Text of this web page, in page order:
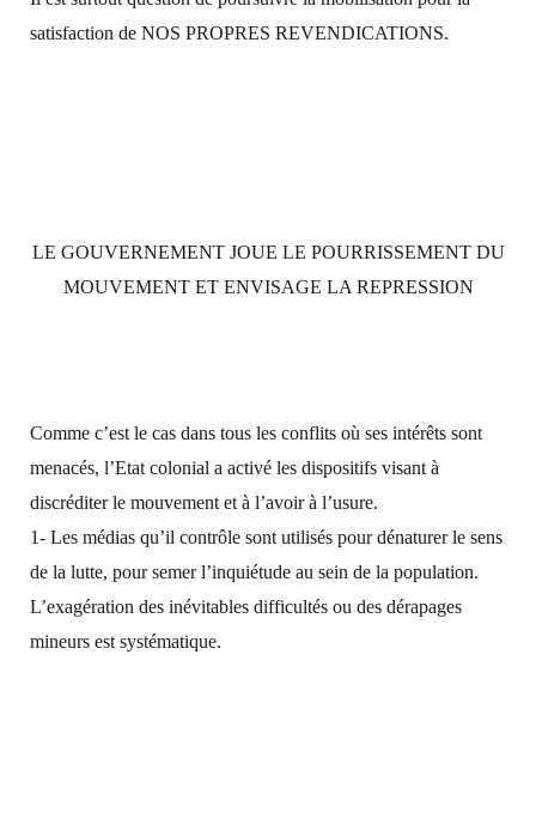
satisfaction de NOS PROPRES REVENDICATIONS.
LE GOUVERNEMENT JOUE LE POURRISSEMENT DU
MOUVEMENT ET ENVISAGE LA REPRESSION
Comme c’est le cas dans tous les conflits où ses intérêts sont
menacés, l’Etat colonial a activé les dispositifs visant à
discréditer le mouvement et à l’avoir à l’usure.
1- Les médias qu’il contrôle sont utilisés pour dénaturer le sens
de la lutte, pour semer l’inquiétude au sein de la population.
L’exagération des inévitables difficultés ou des dérapages
mineurs est systématique.